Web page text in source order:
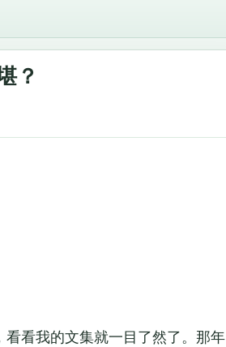
？
看我的文集就一目了然了。那年